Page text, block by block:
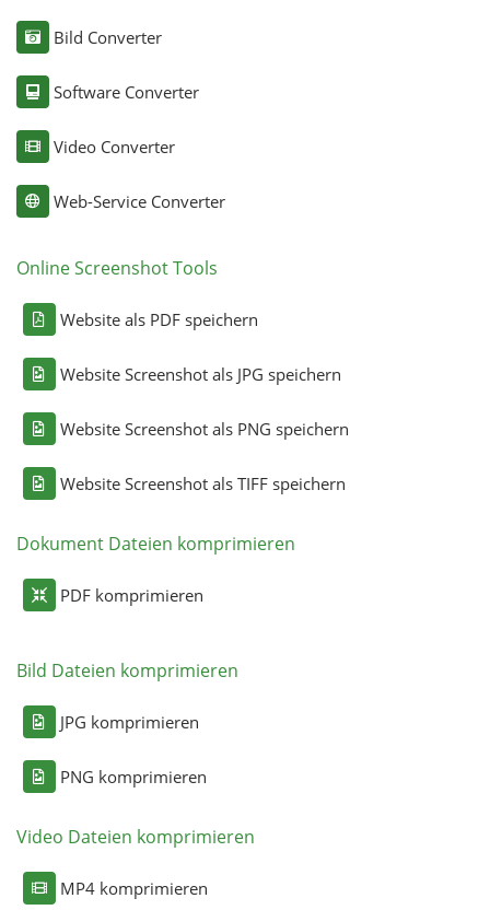
Bild Converter
Software Converter
Video Converter
Web-Service Converter
Online Screenshot Tools
Website als PDF speichern
Website Screenshot als JPG speichern
Website Screenshot als PNG speichern
Website Screenshot als TIFF speichern
Dokument Dateien komprimieren
PDF komprimieren
Bild Dateien komprimieren
JPG komprimieren
PNG komprimieren
Video Dateien komprimieren
MP4 komprimieren